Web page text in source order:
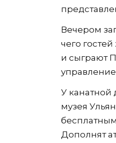
Вечером
чего
и сыграют
У канатной
музея
Дополнят